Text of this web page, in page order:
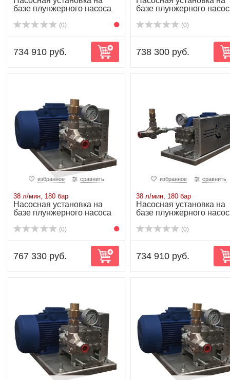
базе плунжерного насоса
(0)
734 910 руб.
базе плунжерного
(0)
738 300 руб.
избранное сравнить
38 л/мин, 180 бар
Насосная установка на
базе плунжерного насоса
(0)
767 330 руб.
избранное сравнить
38 л/мин, 180 бар
Насосная установка на
базе плунжерного
(0)
734 910 руб.